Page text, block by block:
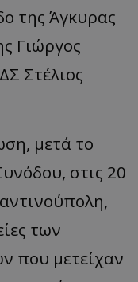
της Άγκυρας
Γιώργος
Στέλιος
μετά το
στις 20
των
που μετείχαν